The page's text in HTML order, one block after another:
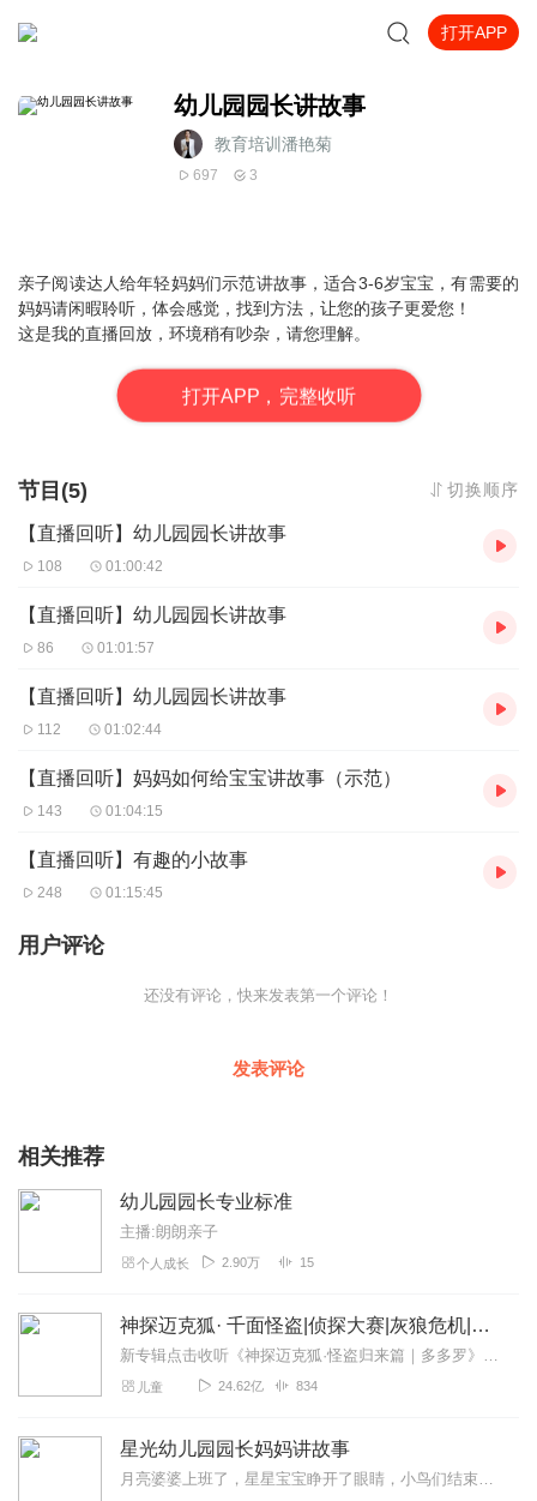
打开APP
幼儿园园长讲故事
教育培训潘艳菊
697 3
亲子阅读达人给年轻妈妈们示范讲故事，适合3-6岁宝宝，有需要的
妈妈请闲暇聆听，体会感觉，找到方法，让您的孩子更爱您！
这是我的直播回放，环境稍有吵杂，请您理解。
打开APP，完整收听
节目(5) 切换顺序
【直播回听】幼儿园园长讲故事
108 01:00:42
【直播回听】幼儿园园长讲故事
86 01:01:57
【直播回听】幼儿园园长讲故事
112 01:02:44
【直播回听】妈妈如何给宝宝讲故事（示范）
143 01:04:15
【直播回听】有趣的小故事
248 01:15:45
用户评论
还没有评论，快来发表第一个评论！
发表评论
相关推荐
幼儿园园长专业标准
主播:朗朗亲子
个人成长 2.90万 15
神探迈克狐· 千面怪盗|侦探大赛|灰狼危机|多多罗
新专辑点击收听《神探迈克狐·怪盗归来篇｜多多罗》！！！>>>点击进入主播橱窗购买《神探迈克狐》系列图书吧!<<<多多罗故事【点击前往】收听多多罗其他好玩有趣的故...
儿童 24.62亿 834
星光幼儿园园长妈妈讲故事
月亮婆婆上班了，星星宝宝睁开了眼睛，小鸟们结束了一天的歌唱，世界安静了下来，大家都在等待着。终于蝴蝶老师开始讲故事了……好故事是一道彩虹，给明净的天空添上了鲜...